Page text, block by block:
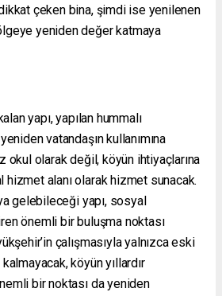
çeken bina, şimdi ise yenilenen
yeniden değer katmaya
yapı, yapılan hummalı
vatandaşın kullanımına
okul olarak değil, köyün ihtiyaçlarına
alanı olarak hizmet sunacak.
gelebileceği yapı, sosyal
önemli bir buluşma noktası
çalışmasıyla yalnızca eski
köyün yıllardır
bir noktası da yeniden